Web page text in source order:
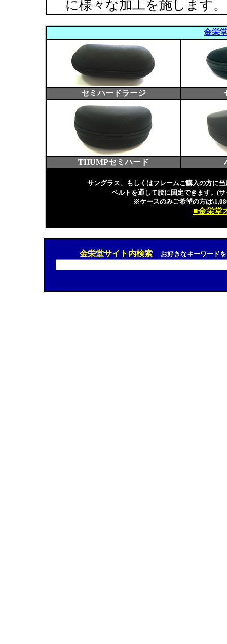
に様々な加工を施します。
金栄
セミハードラージ
THUMPセミハード
サングラス、もしくはフレームご購入の方に
ベルトを通して腰に固定できます。(
※ケースのみご希望の方は\1,080
■金栄堂
金栄堂サイト内検索 お好きなキーワード